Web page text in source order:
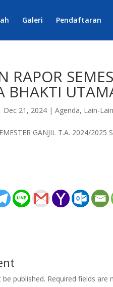
Galeri Pendaftaran
RAPOR
BHAKTI
Dec 21, 2024 |Agenda, Lain-Lain
published. Required fields are